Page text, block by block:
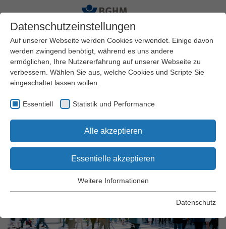
Startseite BGHM Termine
Herzlich willkommen bei
den Veranstaltungen der
BGHM
Datenschutzeinstellungen
Auf unserer Webseite werden Cookies verwendet. Einige davon
werden zwingend benötigt, während es uns andere
ermöglichen, Ihre Nutzererfahrung auf unserer Webseite zu
verbessern. Wählen Sie aus, welche Cookies und Scripte Sie
eingeschaltet lassen wollen.
Essentiell Statistik und Performance
Alle akzeptieren
Essentielle akzeptieren
Essentielle Cookies werden für grundlegende Funktionen der
Webseite einwandfrei funktioniert.
Weitere Informationen
Datenschutz